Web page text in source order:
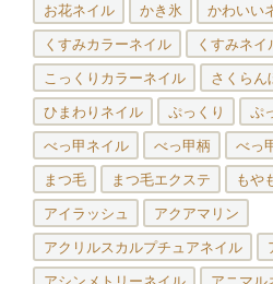
お花ネイル かき氷 かわいい
くすみカラーネイル くすみネイ
こっくりカラーネイル さくらん
ひまわりネイル ぷっくり ぷ
べっ甲ネイル べっ甲柄 べっ
まつ毛 まつ毛エクステ もや
アイラッシュ アクアマリン
アクリルスカルプチュアネイル
アシンメトリーネイル アニマル